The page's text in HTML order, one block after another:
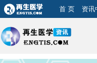
首 页 资讯